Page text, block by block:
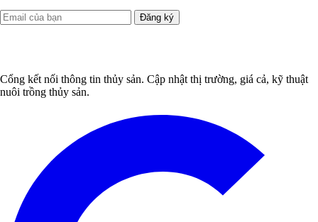
Đăng ký
Cổng kết nối thông tin thủy sản. Cập nhật thị trường, giá cả, kỹ thuật
nuôi trồng thủy sản.